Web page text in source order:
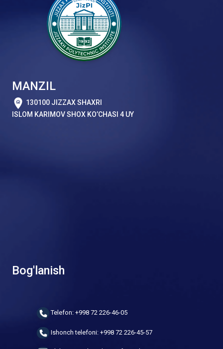
MANZIL
130100 JIZZAX SHAXRI
ISLOM KARIMOV SHOX KO’CHASI 4 UY
Bog'lanish
Telefon: +998 72 226-46-05
Ishonch telefoni: +998 72 226-45-57